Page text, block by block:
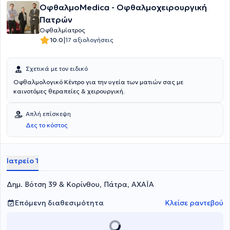
ΟφθαλμοMedica - Οφθαλμοχειρουργική
Πατρών
Οφθαλμίατρος
10.0|17 αξιολογήσεις
Σχετικά με τον ειδικό
Οφθαλμολογικό Κέντρο για την υγεία των ματιών σας με
καινοτόμες θεραπείες & χειρουργική.
Απλή επίσκεψη
Δες το κόστος
Ιατρείο 1
Δημ. Βότση 39 & Κορίνθου, Πάτρα, ΑΧΑΪΑ
Επόμενη διαθεσιμότητα
Κλείσε ραντεβού